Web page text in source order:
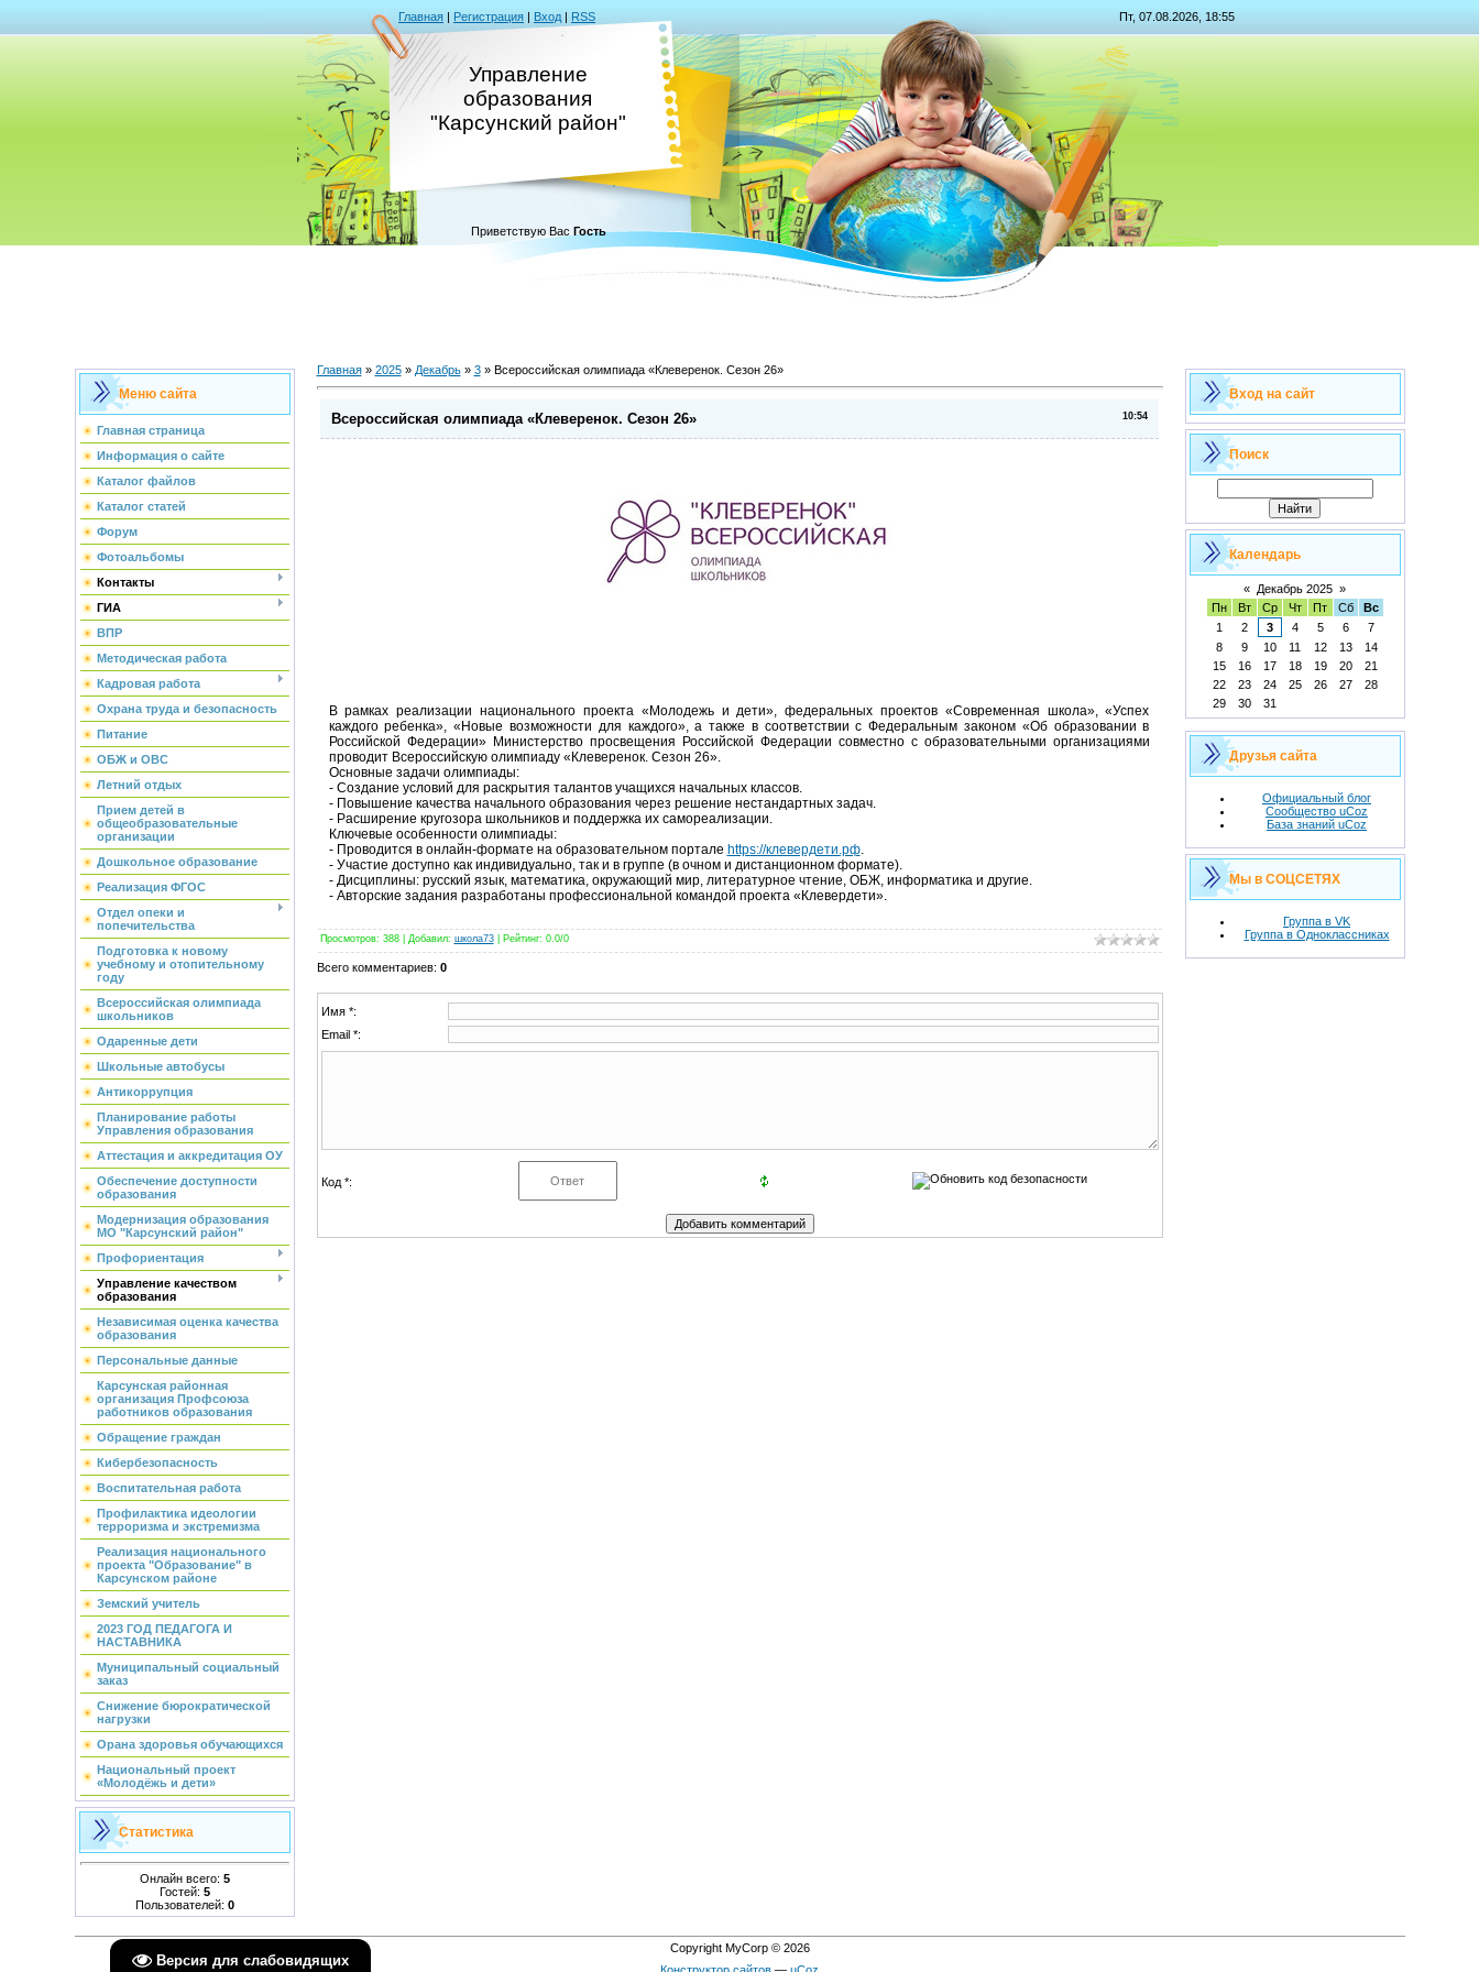
Версия для слабовидящих
Главная | Регистрация | Вход | RSS Пт, 07.08.2026, 18:55
Управление
образования
"Карсунский район"
Приветствую Вас Гость
Меню сайта
Главная страница
Информация о сайте
Каталог файлов
Каталог статей
Форум
Фотоальбомы
Контакты
ГИА
ВПР
Методическая работа
Кадровая работа
Охрана труда и безопасность
Питание
ОБЖ и ОВС
Летний отдых
Прием детей в
общеобразовательные
организации
Дошкольное образование
Реализация ФГОС
Отдел опеки и
попечительства
Подготовка к новому
учебному и отопительному
году
Всероссийская олимпиада
школьников
Одаренные дети
Школьные автобусы
Антикоррупция
Планирование работы
Управления образования
Аттестация и аккредитация ОУ
Обеспечение доступности
образования
Модернизация образования
МО "Карсунский район"
Профориентация
Управление качеством
образования
Независимая оценка качества
образования
Персональные данные
Карсунская районная
организация Профсоюза
работников образования
Обращение граждан
Кибербезопасность
Воспитательная работа
Профилактика идеологии
терроризма и экстремизма
Реализация национального
проекта "Образование" в
Карсунском районе
Земский учитель
2023 ГОД ПЕДАГОГА И
НАСТАВНИКА
Муниципальный социальный
заказ
Снижение бюрократической
нагрузки
Орана здоровья обучающихся
Национальный проект
«Молодёжь и дети»
Статистика
Онлайн всего: 5
Гостей: 5
Пользователей: 0
Главная» 2025 » Декабрь » 3» Всероссийская олимпиада «Клеверенок. Сезон 26»
10:54
Всероссийская олимпиада «Клеверенок. Сезон 26»
В рамках реализации национального проекта «Молодежь и дети», федеральных проектов «Современная школа», «Успех
каждого ребенка», «Новые возможности для каждого», а также в соответствии с Федеральным законом «Об образовании в
Российской Федерации» Министерство просвещения Российской Федерации совместно с образовательными организациями
проводит Всероссийскую олимпиаду «Клеверенок. Сезон 26».
Основные задачи олимпиады:
- Создание условий для раскрытия талантов учащихся начальных классов.
- Повышение качества начального образования через решение нестандартных задач.
- Расширение кругозора школьников и поддержка их самореализации.
Ключевые особенности олимпиады:
- Проводится в онлайн-формате на образовательном портале https://клевердети.рф.
- Участие доступно как индивидуально, так и в группе (в очном и дистанционном формате).
- Дисциплины: русский язык, математика, окружающий мир, литературное чтение, ОБЖ, информатика и другие.
- Авторские задания разработаны профессиональной командой проекта «Клевердети».
Просмотров: 388| Добавил: школа73 Рейтинг: 0.0/0
Всего комментариев: 0
Имя *:
Email *:
Код *:
Вход на сайт
Поиск
Календарь
« Декабрь 2025 »
Пн
Вт Ср Чт Пт Сб
Вс
1
2 3 4 5 6
7
8
9 10 11 12 13
14
15
16 17 18 19 20
21
22
23 24 25 26 27
28
29
30 31
Друзья сайта
Официальный блог
Сообщество uCoz
База знаний uCoz
Мы в СОЦСЕТЯХ
Группа в VK
Группа в Одноклассниках
Copyright MyCorp © 2026